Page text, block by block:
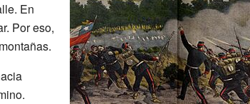
En
Por eso,